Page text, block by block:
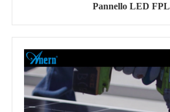
Pannello LED FPL